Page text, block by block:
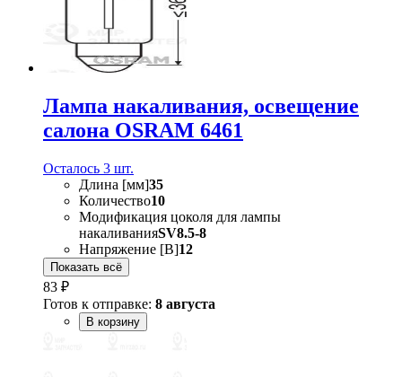
Лампа накаливания, oсвещение
салона OSRAM 6461
Осталось 3 шт.
Длина [мм]35
Количество10
Модификация цоколя для лампы
накаливанияSV8.5-8
Напряжение [В]12
Показать всё
83 ₽
Готов к отправке: 8 августа
В корзину